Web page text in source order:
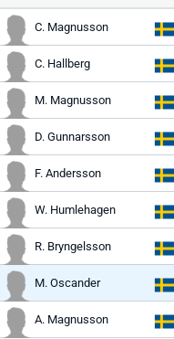
C. Magnusson
C. Hallberg
M. Magnusson
D. Gunnarsson
F. Andersson
W. Humlehagen
R. Bryngelsson
M. Oscander
A. Magnusson